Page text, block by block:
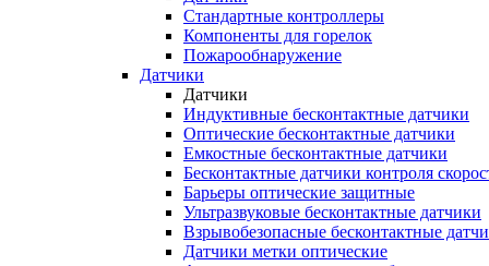
Стандартные контроллеры
Компоненты для горелок
Пожарообнаружение
Датчики
Датчики
Индуктивные бесконтактные датчики
Оптические бесконтактные датчики
Емкостные бесконтактные датчики
Бесконтактные датчики контроля
Барьеры оптические защитные
Ультразвуковые бесконтактные датчики
Взрывобезопасные бесконтактные
Датчики метки оптические